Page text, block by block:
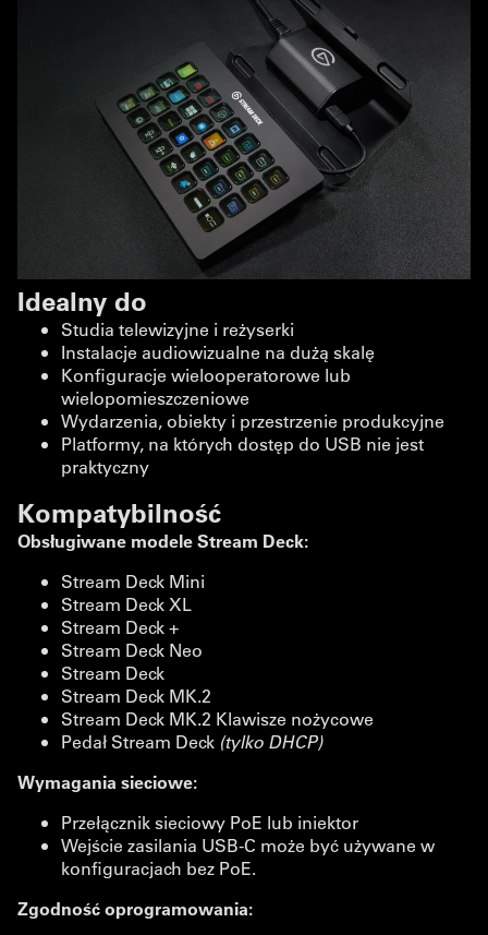
Idealny do
Studia telewizyjne i reżyserki
Instalacje audiowizualne na dużą skalę
Konfiguracje wielooperatorowe lub
wielopomieszczeniowe
Wydarzenia, obiekty i przestrzenie produkcyjne
Platformy, na których dostęp do USB nie jest
praktyczny
Kompatybilność
Obsługiwane modele Stream Deck:
Stream Deck Mini
Stream Deck XL
Stream Deck +
Stream Deck Neo
Stream Deck
Stream Deck MK.2
Stream Deck MK.2 Klawisze nożycowe
Pedał Stream Deck (tylko DHCP)
Wymagania sieciowe:
Przełącznik sieciowy PoE lub iniektor
Wejście zasilania USB-C może być używane w
konfiguracjach bez PoE.
Zgodność oprogramowania: